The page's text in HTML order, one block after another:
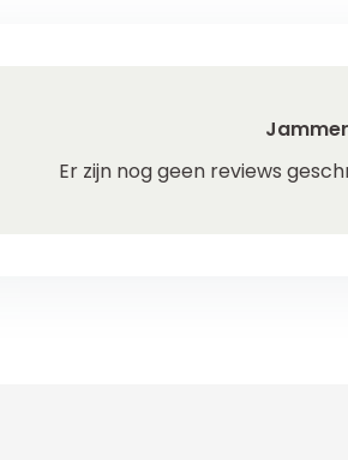
Er zijn nog geen reviews